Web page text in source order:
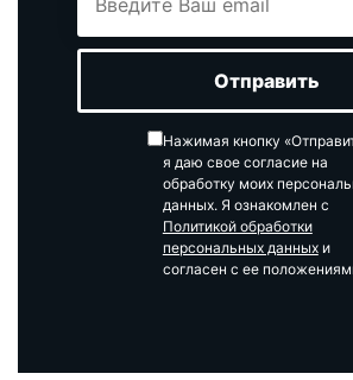
Нажимая кнопку
я даю свое согласие на
обработку моих
данных. Я ознакомлен с
Политикой обработки
персональных данныхи
согласен с ее